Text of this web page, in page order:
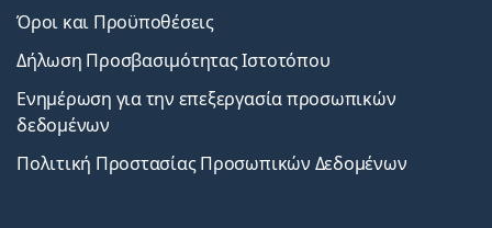
Όροι και Προϋποθέσεις
Δήλωση Προσβασιμότητας Ιστοτόπου
Ενημέρωση για την επεξεργασία προσωπικών
δεδομένων
Πολιτική Προστασίας Προσωπικών Δεδομένων